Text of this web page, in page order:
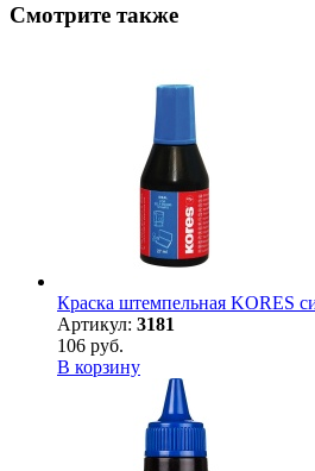
Смотрите также
Краска штемпельная KORES
Артикул: 3181
106 руб.
В корзину